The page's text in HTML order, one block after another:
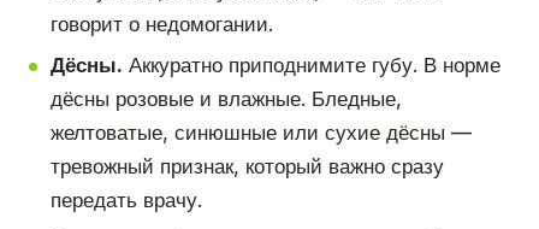
говорит о недомогании.
Дёсны. Аккуратно приподнимите губу. В норме
дёсны розовые и влажные. Бледные,
желтоватые, синюшные или сухие дёсны —
тревожный признак, который важно сразу
передать врачу.